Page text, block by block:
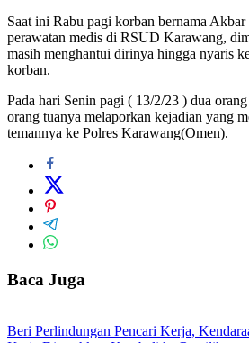
Saat ini Rabu pagi korban bernama
perawatan medis di RSUD Karawang,
masih menghantui dirinya hingga nyaris
korban.
Pada hari Senin pagi ( 13/2/23 ) dua
orang tuanya melaporkan kejadian yang
temannya ke Polres Karawang(Omen).
Baca Juga
Beri Perlindungan Pencari Kerja,